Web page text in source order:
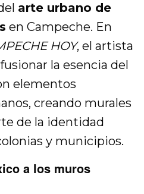
arte urbano de
en Campeche. En
HOY, el artista
la esencia del
elementos
creando murales
de la identidad
y municipios.
a los muros